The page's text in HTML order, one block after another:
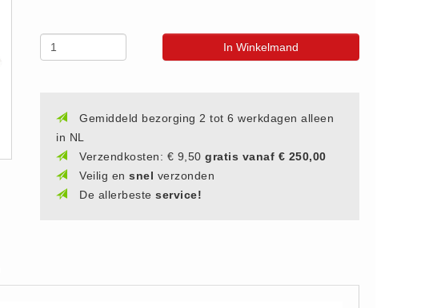
In Winkelmand
Gemiddeld bezorging 2 tot 6 werkdagen alleen
in NL
Verzendkosten: € 9,50gratis vanaf € 250,00
Veilig ensnel verzonden
De allerbesteservice!